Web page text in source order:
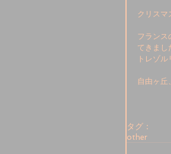
クリス
フランス
てきまし
トレゾ
自由ヶ丘
タグ：
other